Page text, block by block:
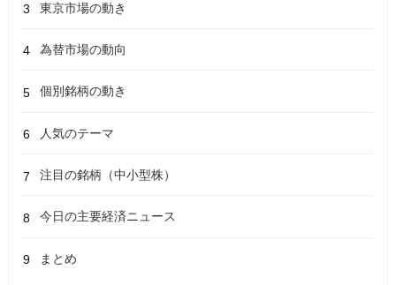
東京市場の動き
為替市場の動向
個別銘柄の動き
人気のテーマ
注目の銘柄（中小型株）
今日の主要経済ニュース
まとめ